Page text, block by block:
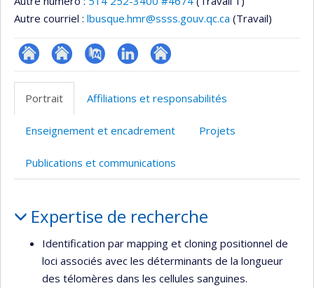
Autre courriel : lbusque.hmr@ssss.gouv.qc.ca (Travail)
ResearchGate
Site
l’unité
recherche
PubMedLinkedInAutre
web
Portrait Affiliations et responsabilités
Enseignement et encadrement Projets
Publications et communications
Expertise de recherche
Identification par mapping et cloning positionnel de
loci associés avec les déterminants de la longueur
des télomères dans les cellules sanguines.